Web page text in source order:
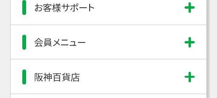
お客様サポート
会員メニュー
阪神百貨店